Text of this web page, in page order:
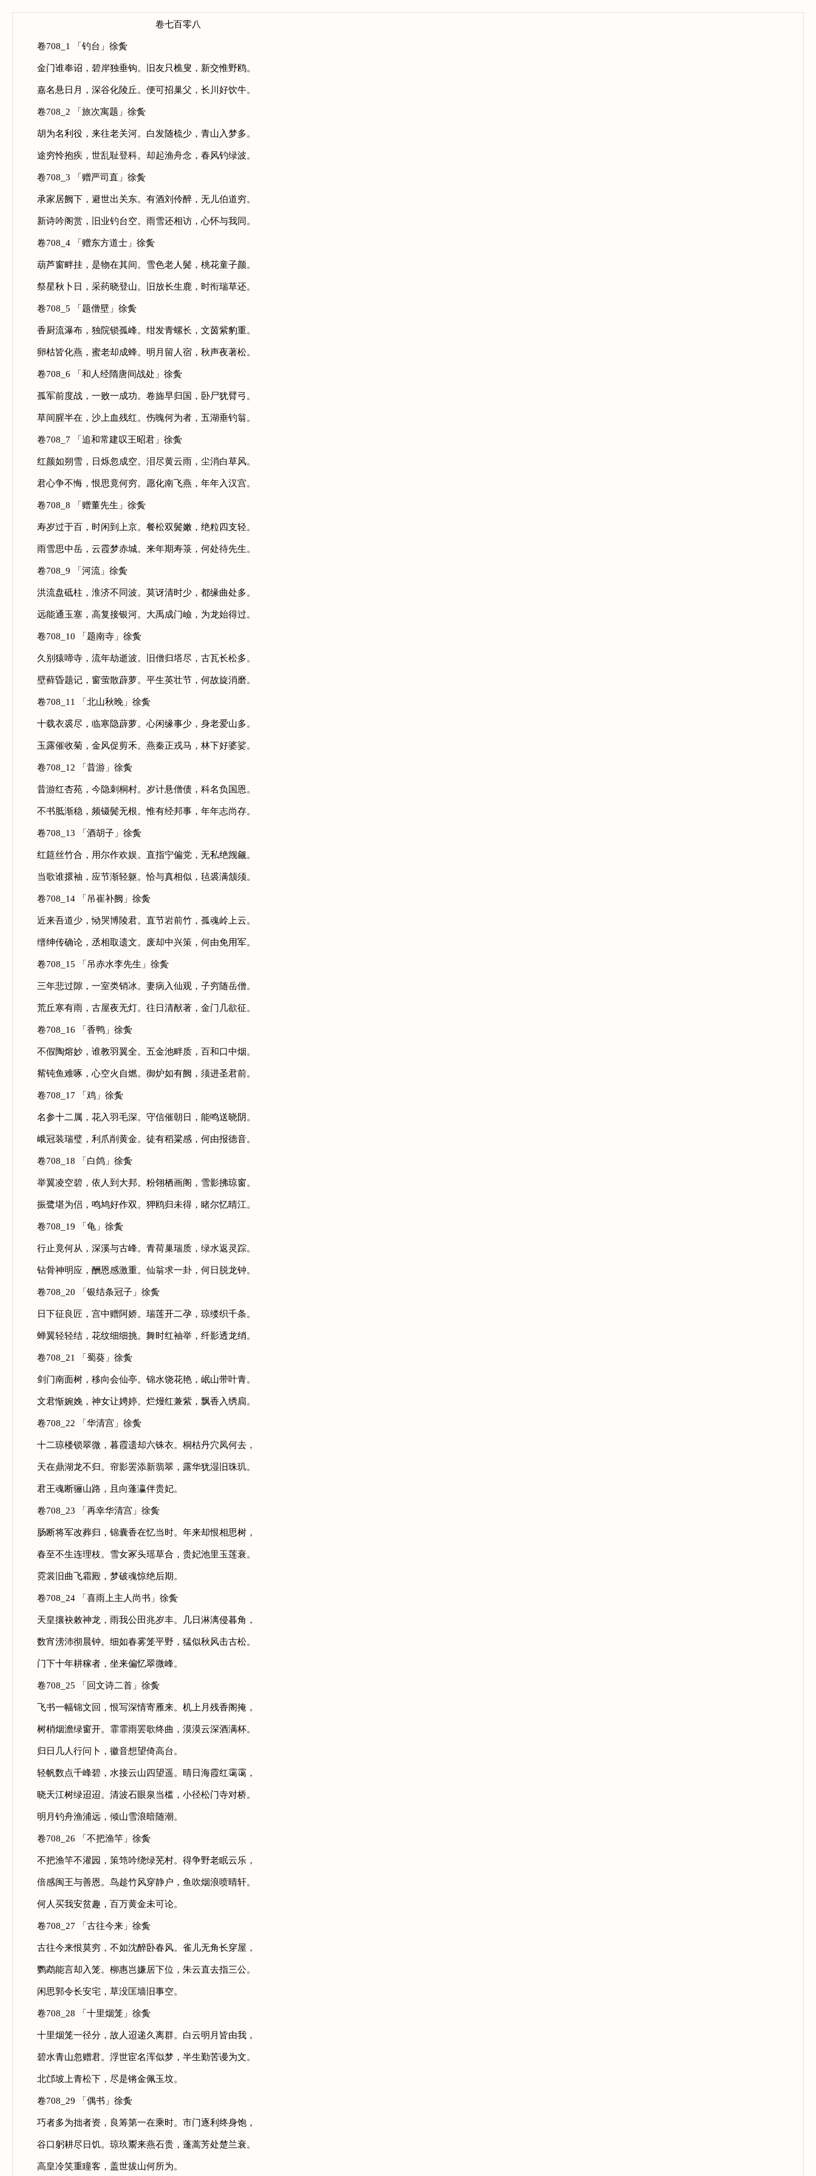
卷七百零八
卷708_1 「钓台」徐夤
金门谁奉诏，碧岸独垂钩。旧友只樵叟，新交惟野鸥。
嘉名悬日月，深谷化陵丘。便可招巢父，长川好饮牛。
卷708_2 「旅次寓题」徐夤
胡为名利役，来往老关河。白发随梳少，青山入梦多。
途穷怜抱疾，世乱耻登科。却起渔舟念，春风钓绿波。
卷708_3 「赠严司直」徐夤
承家居阙下，避世出关东。有酒刘伶醉，无儿伯道穷。
新诗吟阁赏，旧业钓台空。雨雪还相访，心怀与我同。
卷708_4 「赠东方道士」徐夤
葫芦窗畔挂，是物在其间。雪色老人鬓，桃花童子颜。
祭星秋卜日，采药晓登山。旧放长生鹿，时衔瑞草还。
卷708_5 「题僧壁」徐夤
香厨流瀑布，独院锁孤峰。绀发青螺长，文茵紫豹重。
卵枯皆化燕，蜜老却成蜂。明月留人宿，秋声夜著松。
卷708_6 「和人经隋唐间战处」徐夤
孤军前度战，一败一成功。卷旆早归国，卧尸犹臂弓。
草间腥半在，沙上血残红。伤魄何为者，五湖垂钓翁。
卷708_7 「追和常建叹王昭君」徐夤
红颜如朔雪，日烁忽成空。泪尽黄云雨，尘消白草风。
君心争不悔，恨思竟何穷。愿化南飞燕，年年入汉宫。
卷708_8 「赠董先生」徐夤
寿岁过于百，时闲到上京。餐松双鬓嫩，绝粒四支轻。
雨雪思中岳，云霞梦赤城。来年期寿箓，何处待先生。
卷708_9 「河流」徐夤
洪流盘砥柱，淮济不同波。莫讶清时少，都缘曲处多。
远能通玉塞，高复接银河。大禹成门嶮，为龙始得过。
卷708_10 「题南寺」徐夤
久别猿啼寺，流年劫逝波。旧僧归塔尽，古瓦长松多。
壁藓昏题记，窗萤散薜萝。平生英壮节，何故旋消磨。
卷708_11 「北山秋晚」徐夤
十载衣裘尽，临寒隐薜萝。心闲缘事少，身老爱山多。
玉露催收菊，金风促剪禾。燕秦正戎马，林下好婆娑。
卷708_12 「昔游」徐夤
昔游红杏苑，今隐刺桐村。岁计悬僧债，科名负国恩。
不书胝渐稳，频镊鬓无根。惟有经邦事，年年志尚存。
卷708_13 「酒胡子」徐夤
红筵丝竹合，用尔作欢娱。直指宁偏党，无私绝觊觎。
当歌谁擐袖，应节渐轻躯。恰与真相似，毡裘满颔须。
卷708_14 「吊崔补阙」徐夤
近来吾道少，恸哭博陵君。直节岩前竹，孤魂岭上云。
缙绅传确论，丞相取遗文。废却中兴策，何由免用军。
卷708_15 「吊赤水李先生」徐夤
三年悲过隙，一室类销冰。妻病入仙观，子穷随岳僧。
荒丘寒有雨，古屋夜无灯。往日清猷著，金门几欲征。
卷708_16 「香鸭」徐夤
不假陶熔妙，谁教羽翼全。五金池畔质，百和口中烟。
觜钝鱼难啄，心空火自燃。御炉如有阙，须进圣君前。
卷708_17 「鸡」徐夤
名参十二属，花入羽毛深。守信催朝日，能鸣送晓阴。
峨冠装瑞璧，利爪削黄金。徒有稻粱感，何由报德音。
卷708_18 「白鸽」徐夤
举翼凌空碧，依人到大邦。粉翎栖画阁，雪影拂琼窗。
振鹭堪为侣，鸣鸠好作双。狎鸥归未得，睹尔忆晴江。
卷708_19 「龟」徐夤
行止竟何从，深溪与古峰。青荷巢瑞质，绿水返灵踪。
钻骨神明应，酬恩感激重。仙翁求一卦，何日脱龙钟。
卷708_20 「银结条冠子」徐夤
日下征良匠，宫中赠阿娇。瑞莲开二孕，琼缕织千条。
蝉翼轻轻结，花纹细细挑。舞时红袖举，纤影透龙绡。
卷708_21 「蜀葵」徐夤
剑门南面树，移向会仙亭。锦水饶花艳，岷山带叶青。
文君惭婉娩，神女让娉婷。烂熳红兼紫，飘香入绣扃。
卷708_22 「华清宫」徐夤
十二琼楼锁翠微，暮霞遗却六铢衣。桐枯丹穴凤何去，
天在鼎湖龙不归。帘影罢添新翡翠，露华犹湿旧珠玑。
君王魂断骊山路，且向蓬瀛伴贵妃。
卷708_23 「再幸华清宫」徐夤
肠断将军改葬归，锦囊香在忆当时。年来却恨相思树，
春至不生连理枝。雪女冢头瑶草合，贵妃池里玉莲衰。
霓裳旧曲飞霜殿，梦破魂惊绝后期。
卷708_24 「喜雨上主人尚书」徐夤
天皇攘袂敕神龙，雨我公田兆岁丰。几日淋漓侵暮角，
数宵滂沛彻晨钟。细如春雾笼平野，猛似秋风击古松。
门下十年耕稼者，坐来偏忆翠微峰。
卷708_25 「回文诗二首」徐夤
飞书一幅锦文回，恨写深情寄雁来。机上月残香阁掩，
树梢烟澹绿窗开。霏霏雨罢歌终曲，漠漠云深酒满杯。
归日几人行问卜，徽音想望倚高台。
轻帆数点千峰碧，水接云山四望遥。晴日海霞红霭霭，
晓天江树绿迢迢。清波石眼泉当槛，小径松门寺对桥。
明月钓舟渔浦远，倾山雪浪暗随潮。
卷708_26 「不把渔竿」徐夤
不把渔竿不灌园，策筇吟绕绿芜村。得争野老眠云乐，
倍感闽王与善恩。鸟趁竹风穿静户，鱼吹烟浪喷晴轩。
何人买我安贫趣，百万黄金未可论。
卷708_27 「古往今来」徐夤
古往今来恨莫穷，不如沈醉卧春风。雀儿无角长穿屋，
鹦鹉能言却入笼。柳惠岂嫌居下位，朱云直去指三公。
闲思郭令长安宅，草没匡墙旧事空。
卷708_28 「十里烟笼」徐夤
十里烟笼一径分，故人迢递久离群。白云明月皆由我，
碧水青山忽赠君。浮世宦名浑似梦，半生勤苦谩为文。
北邙坡上青松下，尽是锵金佩玉坟。
卷708_29 「偶书」徐夤
巧者多为拙者资，良筹第一在乘时。市门逐利终身饱，
谷口躬耕尽日饥。琼玖鬻来燕石贵，蓬蒿芳处楚兰衰。
高皇冷笑重瞳客，盖世拔山何所为。